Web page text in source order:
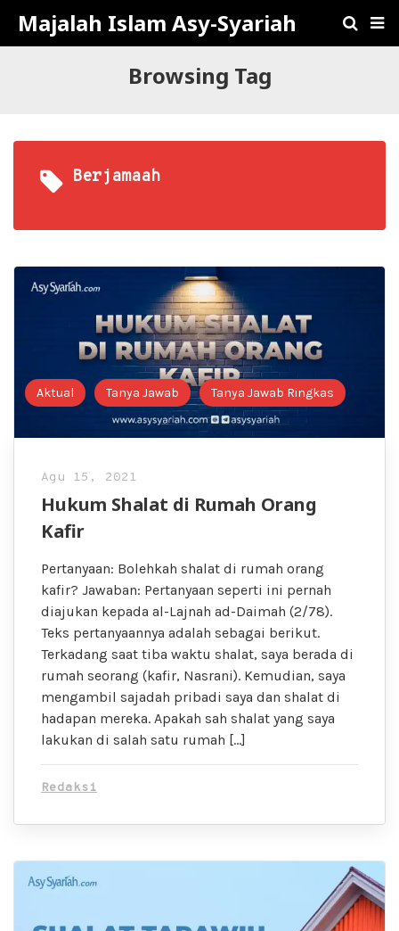
Majalah Islam Asy-Syariah
Browsing Tag
Berjamaah
Aktual Tanya Jawab Tanya Jawab Ringkas
Agu 15, 2021
Hukum Shalat di Rumah Orang
Kafir
Pertanyaan: Bolehkah shalat di rumah orang
kafir? Jawaban: Pertanyaan seperti ini pernah
diajukan kepada al-Lajnah ad-Daimah (2/78).
Teks pertanyaannya adalah sebagai berikut.
Terkadang saat tiba waktu shalat, saya berada di
rumah seorang (kafir, Nasrani). Kemudian, saya
mengambil sajadah pribadi saya dan shalat di
hadapan mereka. Apakah sah shalat yang saya
lakukan di salah satu rumah […]
Redaksi